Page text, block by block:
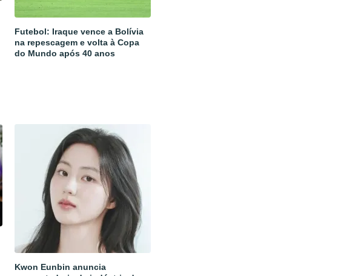
Futebol: Iraque vence a Bolívia
na repescagem e volta à Copa
do Mundo após 40 anos
Kwon Eunbin anuncia